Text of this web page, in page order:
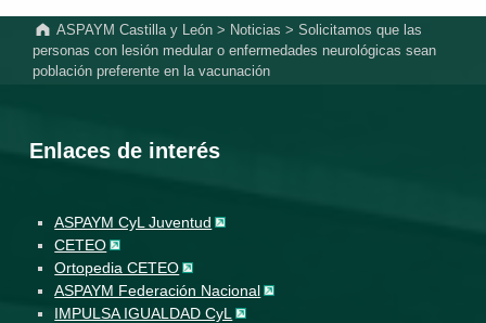
ASPAYM Castilla y León > Noticias >Solicitamos que las
personas con lesión medular o enfermedades neurológicas sean
población preferente en la vacunación
Enlaces de interés
ASPAYM CyL Juventud
CETEO
Ortopedia CETEO
ASPAYM Federación Nacional
IMPULSA IGUALDAD CyL